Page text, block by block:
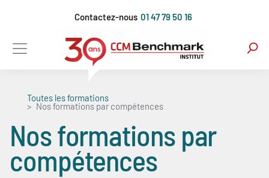
principal
Contactez-nous 01 47 79 50 16
Toutes les formations
Nos formations par compétences
Blocs
Nos formations par
compétences